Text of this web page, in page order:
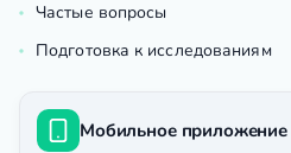
Частые вопросы
Подготовка к исследованиям
Мобильное приложение